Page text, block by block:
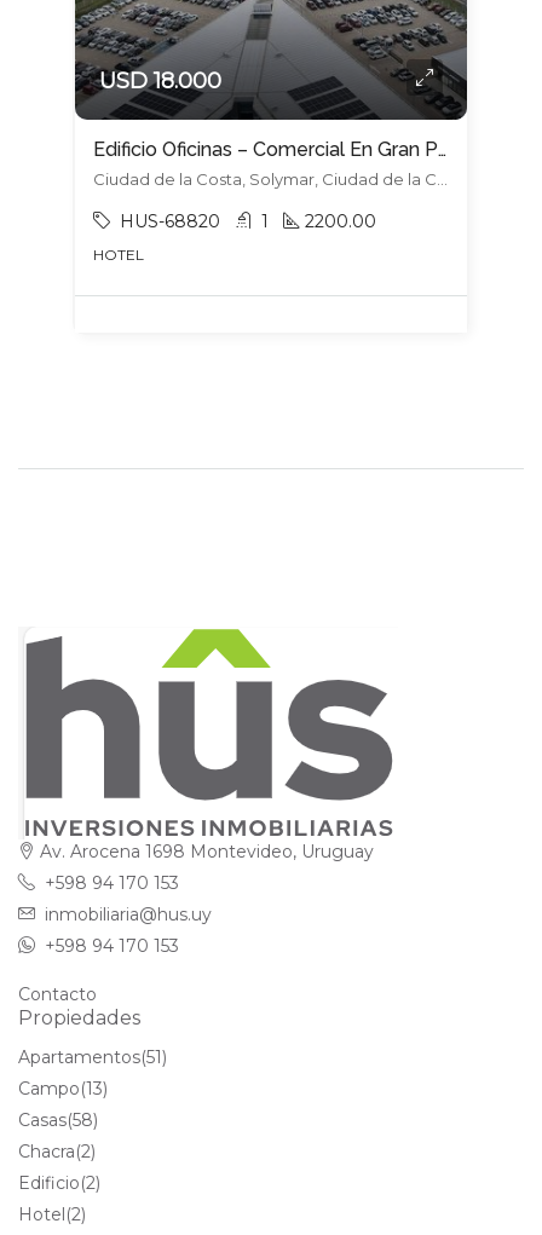
USD 18.000
Edificio Oficinas – Comercial En Gran Punto, Sobre Ruta.
HUS-68820 1 2200.00
HOTEL
Av. Arocena 1698 Montevideo, Uruguay
+598 94 170 153
inmobiliaria@hus.uy
+598 94 170 153
Contacto
Propiedades
Apartamentos(51)
Campo(13)
Casas(58)
Chacra(2)
Edificio(2)
Hotel(2)